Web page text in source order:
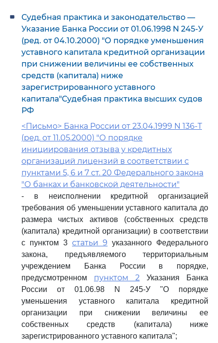
Судебная практика и законодательство —
Указание Банка России от 01.06.1998 N 245-У
(ред. от 04.10.2000) "О порядке уменьшения
уставного капитала кредитной организации
при снижении величины ее собственных
средств (капитала) ниже
зарегистрированного уставного
капитала"Судебная практика высших судов
РФ
<Письмо> Банка России от 23.04.1999 N 136-Т
(ред. от 11.05.2000) "О порядке
инициирования отзыва у кредитных
организаций лицензий в соответствии с
пунктами 5, 6 и 7 ст. 20 Федерального закона
"О банках и банковской деятельности"
- в неисполнении кредитной организацией
требования об уменьшении уставного капитала до
размера чистых активов (собственных средств
(капитала) кредитной организации) в соответствии
с пунктом 3 статьи 9 указанного Федерального
закона, предъявляемого территориальным
учреждением Банка России в порядке,
предусмотренном пунктом 2 Указания Банка
России от 01.06.98 N 245-У "О порядке
уменьшения уставного капитала кредитной
организации при снижении величины ее
собственных средств (капитала) ниже
зарегистрированного уставного капитала";